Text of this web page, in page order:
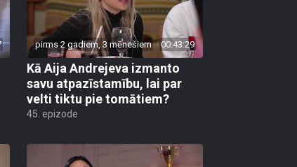
pirms 2 gadiem, 3 mēnešiem 00:43:29
Kā Aija Andrejeva izmanto
savu atpazīstamību, lai par
velti tiktu pie tomātiem?
45. epizode